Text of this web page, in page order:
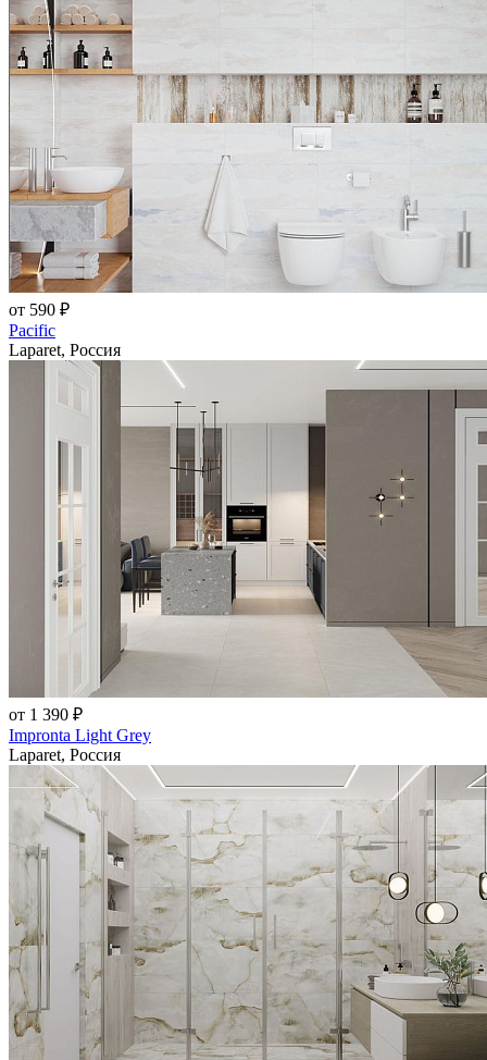
от 590 ₽
Pacific
Laparet, Россия
от 1 390 ₽
Impronta Light Grey
Laparet, Россия